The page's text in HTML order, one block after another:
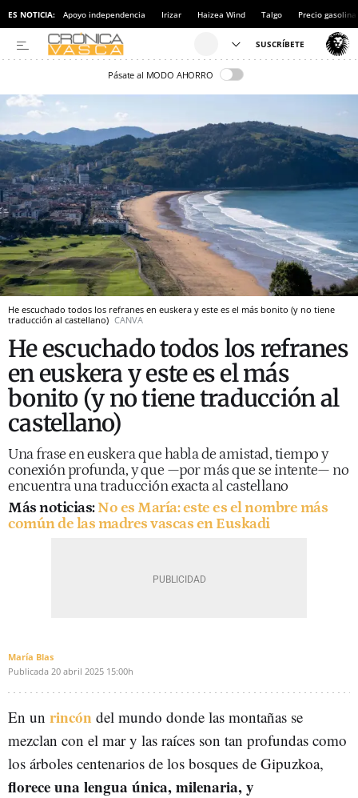
ES NOTICIA: Apoyo independencia Irizar Haizea Wind Talgo Precio gasolina
Pásate al MODO AHORRO
He escuchado todos los refranes en euskera y este es el más bonito (y no tiene
traducción al castellano) CANVA
He escuchado todos los refranes
en euskera y este es el más
bonito (y no tiene traducción al
castellano)
Una frase en euskera que habla de amistad, tiempo y
conexión profunda, y que —por más que se intente— no
encuentra una traducción exacta al castellano
Más noticias:No es María: este es el nombre más
común de las madres vascas en Euskadi
María Blas
Publicada 20 abril 2025 15:00h
En un rincón del mundo donde las montañas se
mezclan con el mar y las raíces son tan profundas como
los árboles centenarios de los bosques de Gipuzkoa,
florece una lengua única, milenaria, y